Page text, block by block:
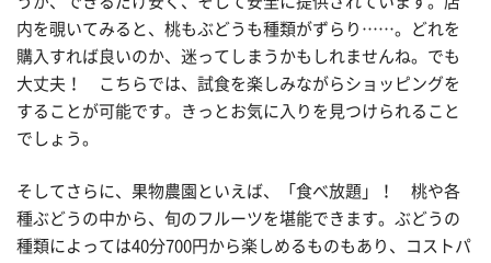
内を覗いてみると、桃もぶどうも種類がずらり……。どれを
購入すれば良いのか、迷ってしまうかもしれませんね。でも
大丈夫！ こちらでは、試食を楽しみながらショッピングを
することが可能です。きっとお気に入りを見つけられること
でしょう。
そしてさらに、果物農園といえば、「食べ放題」！ 桃や各
種ぶどうの中から、旬のフルーツを堪能できます。ぶどうの
種類によっては40分700円から楽しめるものもあり、コストパ